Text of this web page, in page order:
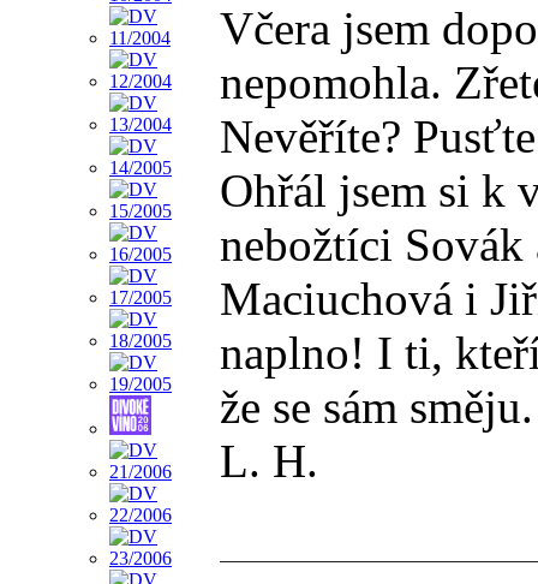
Včera jsem
nepomohla.
Nevěříte?
Ohřál jsem si k
nebožtíci
Maciuchová i
naplno! I ti,
že se sám směju.
L. H.